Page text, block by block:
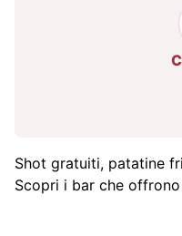
Shot gratuiti, patatine
Scopri i bar che